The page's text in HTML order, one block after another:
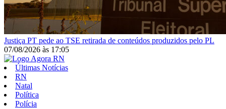
Justiça PT pede ao TSE retirada de conteúdos produzidos pelo PL
07/08/2026 às 17:05
Últimas Notícias
RN
Natal
Política
Polícia